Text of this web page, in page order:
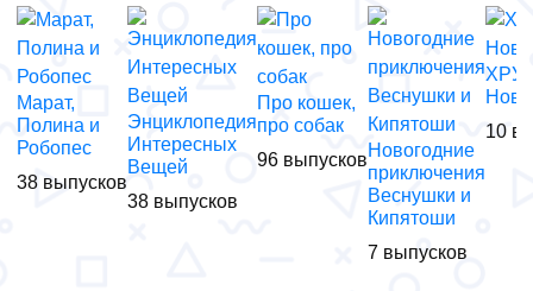
Марат,
Полина и
Робопес
38 выпусков
Энциклопедия
Интересных
Вещей
38 выпусков
Про кошек,
про собак
96 выпусковНовогодние
приключения
Веснушки и
Кипятоши
7 выпусков
10